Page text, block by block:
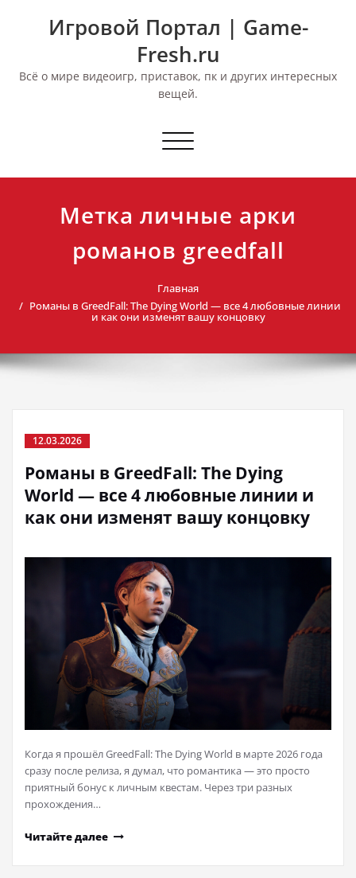
Игровой Портал | Game-
Fresh.ru
Всё о мире видеоигр, приставок, пк и других интересных
вещей.
Переключить
Метка личные арки
романов greedfall
Главная
Романы в GreedFall: The Dying World — все 4 любовные линии
и как они изменят вашу концовку
12.03.2026
Романы в GreedFall: The Dying
World — все 4 любовные линии и
как они изменят вашу концовку
Когда я прошёл GreedFall: The Dying World в марте 2026 года
сразу после релиза, я думал, что романтика — это просто
приятный бонус к личным квестам. Через три разных
прохождения…
Читайте далее